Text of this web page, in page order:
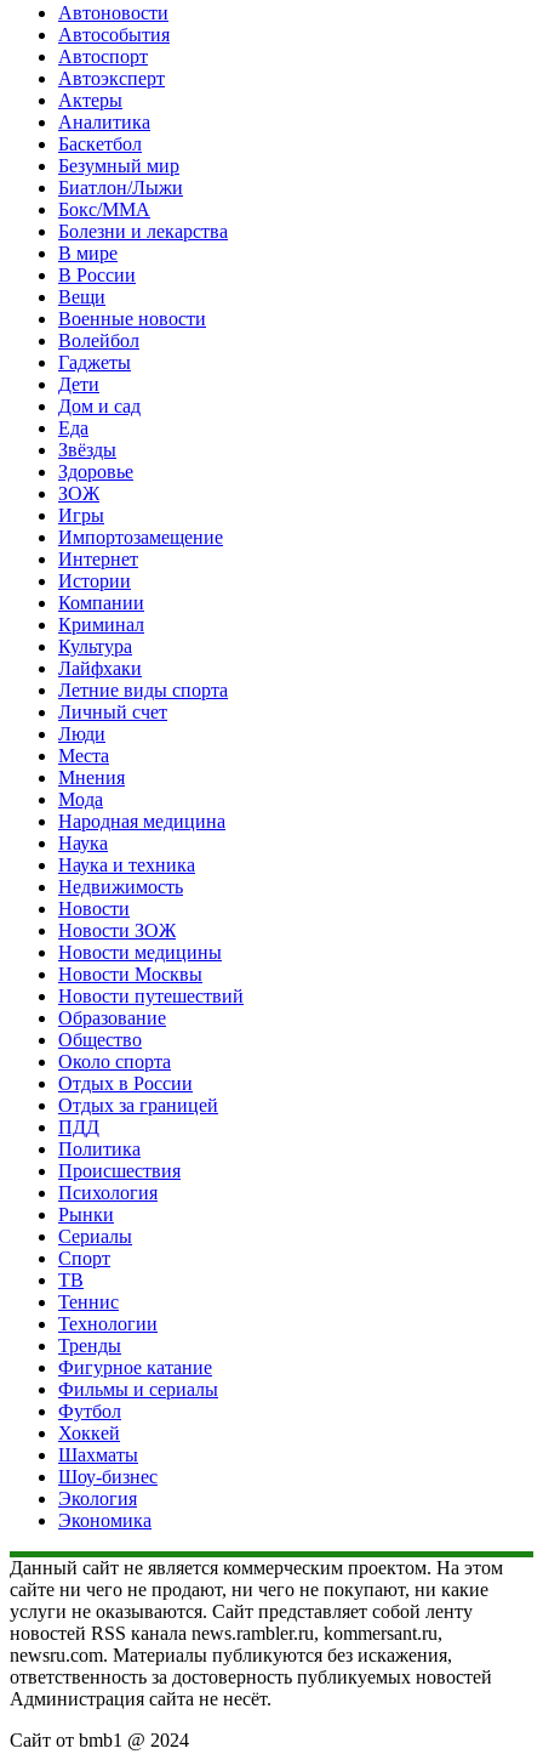
Автоновости
Автособытия
Автоспорт
Автоэксперт
Актеры
Аналитика
Баскетбол
Безумный мир
Биатлон/Лыжи
Бокс/MMA
Болезни и лекарства
В мире
В России
Вещи
Военные новости
Волейбол
Гаджеты
Дети
Дом и сад
Еда
Звёзды
Здоровье
ЗОЖ
Игры
Импортозамещение
Интернет
Истории
Компании
Криминал
Культура
Лайфхаки
Летние виды спорта
Личный счет
Люди
Места
Мнения
Мода
Народная медицина
Наука
Наука и техника
Недвижимость
Новости
Новости ЗОЖ
Новости медицины
Новости Москвы
Новости путешествий
Образование
Общество
Около спорта
Отдых в России
Отдых за границей
ПДД
Политика
Происшествия
Психология
Рынки
Сериалы
Спорт
ТВ
Теннис
Технологии
Тренды
Фигурное катание
Фильмы и сериалы
Футбол
Хоккей
Шахматы
Шоу-бизнес
Экология
Экономика
Данный сайт не является коммерческим проектом. На этом
сайте ни чего не продают, ни чего не покупают, ни какие
услуги не оказываются. Сайт представляет собой ленту
новостей RSS канала news.rambler.ru, kommersant.ru,
newsru.com. Материалы публикуются без искажения,
ответственность за достоверность публикуемых новостей
Администрация сайта не несёт.
Сайт от bmb1 @ 2024